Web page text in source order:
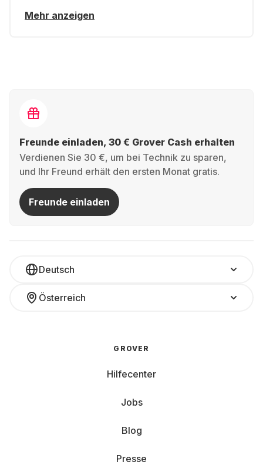
Mehr anzeigen
Freunde einladen, 30 € Grover Cash erhalten
Verdienen Sie 30 €, um bei Technik zu sparen,
und Ihr Freund erhält den ersten Monat gratis.
Freunde einladen
Deutsch
Österreich
GROVER
Hilfecenter
Jobs
Blog
Presse